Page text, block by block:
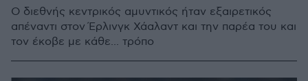
Ο διεθνής κεντρικός αμυντικός ήταν εξαιρετικός
απέναντι στον Έρλινγκ Χάαλαντ και την παρέα του και
τον έκοβε με κάθε... τρόπο